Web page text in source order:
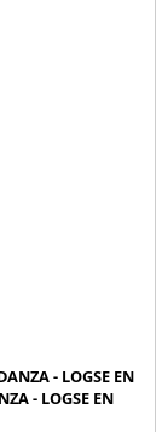
- LOGSE EN
- LOGSE EN